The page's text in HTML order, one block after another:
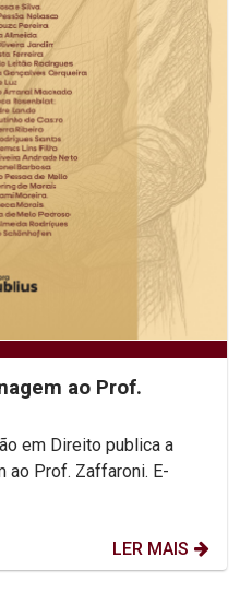
ao Prof.
em Direito publica a
Prof. Zaffaroni. E-
LER MAIS